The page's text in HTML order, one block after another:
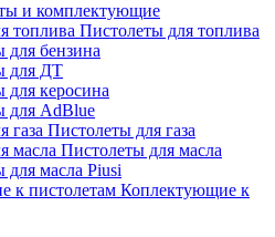
и комплектующие
Пистолеты для топлива
для бензина
для ДТ
для керосина
для AdBlue
Пистолеты для газа
Пистолеты для масла
для масла Piusi
Коплектующие к